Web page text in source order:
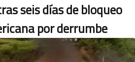
seis días de bloqueo
por derrumbe